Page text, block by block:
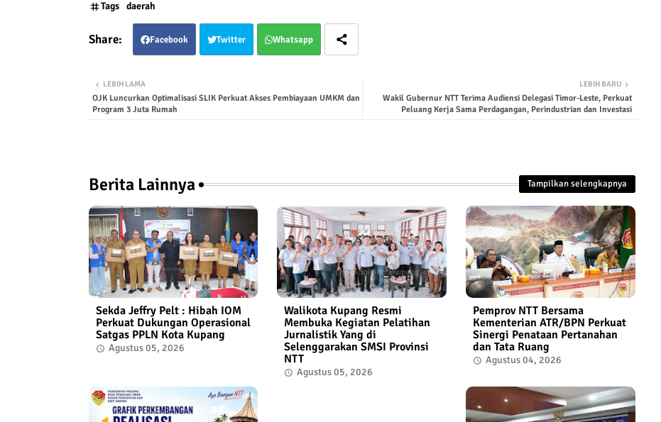
Tags daerah
Facebook Twitter Whatsapp
LEBIH BARU
Wakil Gubernur NTT Terima Audiensi Delegasi Timor-Leste, Perkuat
Peluang Kerja Sama Perdagangan, Perindustrian dan Investasi
LEBIH LAMA
OJK Luncurkan Optimalisasi SLIK Perkuat Akses Pembiayaan UMKM dan
Program 3 Juta Rumah
Berita Lainnya Tampilkan selengkapnya
Sekda Jeffry Pelt : Hibah IOM
Perkuat Dukungan Operasional
Satgas PPLN Kota Kupang
Agustus 05, 2026
Walikota Kupang Resmi
Membuka Kegiatan Pelatihan
Jurnalistik Yang di
Selenggarakan SMSI Provinsi
NTT
Agustus 05, 2026
Pemprov NTT Bersama
Kementerian ATR/BPN Perkuat
Sinergi Penataan Pertanahan
dan Tata Ruang
Agustus 04, 2026